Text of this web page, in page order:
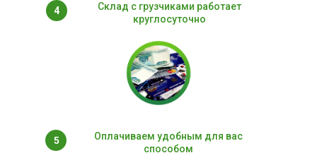
Оплачиваем удобным для вас
способом
Склад с грузчиками работает
круглосуточно
5
4